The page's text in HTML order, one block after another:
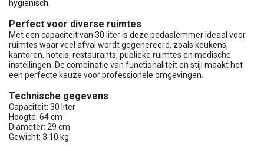
hygiënisch.
Perfect voor diverse ruimtes
Met een capaciteit van 30 liter is deze pedaalemmer ideaal voor
ruimtes waar veel afval wordt gegenereerd, zoals keukens,
kantoren, hotels, restaurants, publieke ruimtes en medische
instellingen. De combinatie van functionaliteit en stijl maakt het
een perfecte keuze voor professionele omgevingen.
Technische gegevens
Capaciteit: 30 liter
Hoogte: 64 cm
Diameter: 29 cm
Gewicht: 3.10 kg